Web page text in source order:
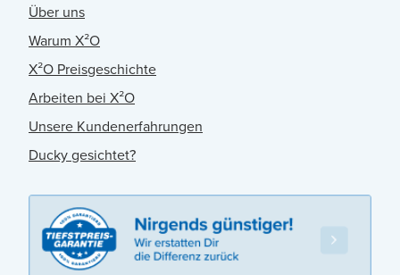
Über uns
Warum X²O
X²O Preisgeschichte
Arbeiten bei X²O
Unsere Kundenerfahrungen
Ducky gesichtet?